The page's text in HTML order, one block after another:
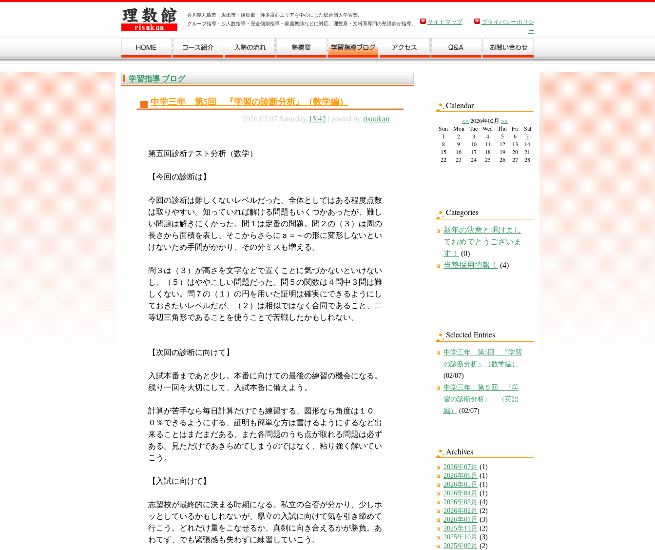
香川県丸亀市・坂出市・綾歌郡・仲多度郡エリアを中心にした総合個人学習塾。
グループ指導・少人数指導・完全個別指導・家庭教師などに対応。理数系・文科系専門の塾講師が指導。
サイトマップ
プライバシーポリシ
ー
学習指導 ブログ
中学三年 第5回 『学習の診断分析』（数学編）
2026.02.07 Saturday 15:42 | posted by risuukan
第五回診断テスト分析（数学）
【今回の診断は】
今回の診断は難しくないレベルだった。全体としてはある程度点数
は取りやすい。知っていれば解ける問題もいくつかあったが、難し
い問題は解きにくかった。問１は定番の問題。問２の（３）は周の
長さから面積を表し、そこからさらにａ＝～の形に変形しないとい
けないため手間がかかり、その分ミスも増える。
問３は（３）が高さを文字などで置くことに気づかないといけない
し、（５）はややこしい問題だった。問５の関数は４問中３問は難
しくない。問７の（１）の円を用いた証明は確実にできるようにし
ておきたいレベルだが、（２）は相似ではなく合同であること、二
等辺三角形であることを使うことで苦戦したかもしれない。
【次回の診断に向けて】
入試本番まであと少し。本番に向けての最後の練習の機会になる。
残り一回を大切にして、入試本番に備えよう。
計算が苦手なら毎日計算だけでも練習する、図形なら角度は１０
０％できるようにする、証明も簡単な方は書けるようにするなど出
来ることはまだまだある。また各問題のうち点が取れる問題は必ず
ある。見ただけであきらめてしまうのではなく、粘り強く解いてい
こう。
【入試に向けて】
志望校が最終的に決まる時期になる。私立の合否が分かり、少しホ
ッとしているかもしれないが、県立の入試に向けて気を引き締めて
行こう。どれだけ量をこなせるか、真剣に向き合えるかが勝負。あ
わてず、でも緊張感も失わずに練習していこう。
Calendar
<< 2026年02月 >>
Sun
Mon Tue Wed Thu Fri
Sat
1
2 3 4 5 6
7
8
9 10 11 12 13
14
15
16 17 18 19 20
21
22
23 24 25 26 27 28
Categories
新年の決意と明けまし
ておめでとうございま
す！
(0)
当塾採用情報！
(4)
Selected Entries
中学三年 第5回 『学習
の診断分析』（数学編）
(02/07)
中学三年 第５回 『学
習の診断分析』 （英語
編）
(02/07)
Archives
2026年07月 (1)
2026年06月 (1)
2026年05月 (1)
2026年04月 (1)
2026年03月 (4)
2026年02月 (2)
2026年01月 (3)
2025年11月 (2)
2025年10月 (3)
2025年09月 (2)